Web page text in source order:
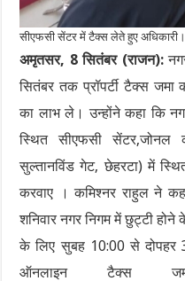
सीएफसी सेंटर में टैक्स लेते हुए अधिकारी।
अमृतसर, 8 सितंबर (राजन):
सितंबर तक प्रॉपर्टी टैक्स जमा
का लाभ ले। उन्होंने कहा कि
स्थित सीएफसी सेंटर,जोनल
सुल्तानविंड गेट, छेहरटा) में
करवाए । कमिश्नर राहुल ने
शनिवार नगर निगम में छुट्टी
के लिए सुबह 10:00 से दोपहर
ऑनलाइन टैक्स